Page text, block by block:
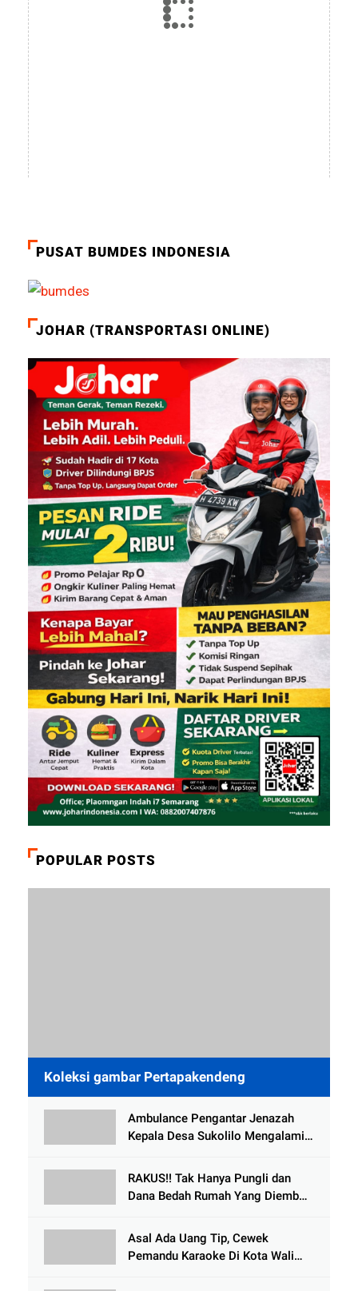
PUSAT BUMDES INDONESIA
JOHAR (TRANSPORTASI ONLINE)
POPULAR POSTS
Koleksi gambar Pertapakendeng
Ambulance Pengantar Jenazah
Kepala Desa Sukolilo Mengalami
Meninggal Dunia
RAKUS!! Tak Hanya Pungli dan
Dana Bedah Rumah Yang Diembat,
Tlogowungu, di Duga
Selewengkan Bantuan Mushola
Asal Ada Uang Tip, Cewek
Pemandu Karaoke Di Kota Wali